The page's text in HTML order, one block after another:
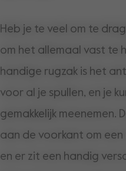
Heb je te veel om te
om het allemaal vast te
handige rugzak is het
voor al je spullen, en je
gemakkelijk meenemen.
aan de voorkant om
en er zit een handig